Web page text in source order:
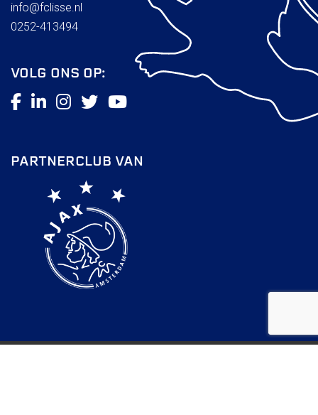
info@fclisse.nl
0252-413494
VOLG ONS OP:
PARTNERCLUB VAN